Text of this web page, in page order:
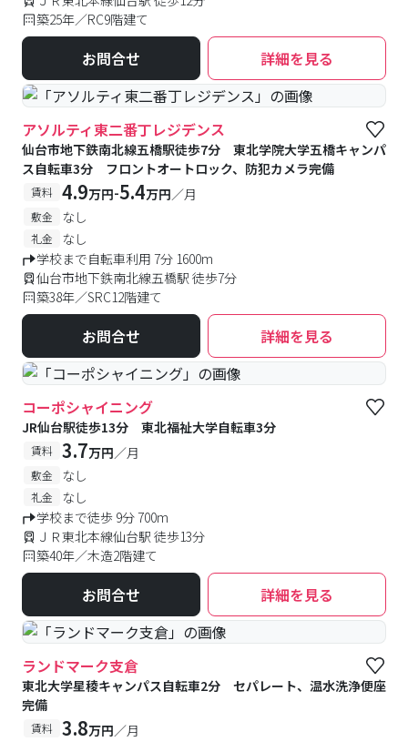
築25年／RC9階建て
お問合せ 詳細を見る
アソルティ東二番丁レジデンス
仙台市地下鉄南北線五橋駅徒歩7分 東北学院大学五橋キャンパ
ス自転車3分 フロントオートロック、防犯カメラ完備
賃料 4.9万円-5.4万円／月
敷金 なし
礼金
なし
学校まで自転車利用 7分 1600m
仙台市地下鉄南北線五橋駅 徒歩7分
築38年／SRC12階建て
お問合せ 詳細を見る
コーポシャイニング
JR仙台駅徒歩13分 東北福祉大学自転車3分
賃料 3.7万円／月
敷金 なし
礼金
なし
学校まで徒歩 9分 700m
ＪＲ東北本線仙台駅 徒歩13分
築40年／木造2階建て
お問合せ 詳細を見る
ランドマーク支倉
東北大学星稜キャンパス自転車2分 セパレート、温水洗浄便座
完備
賃料 3.8万円／月